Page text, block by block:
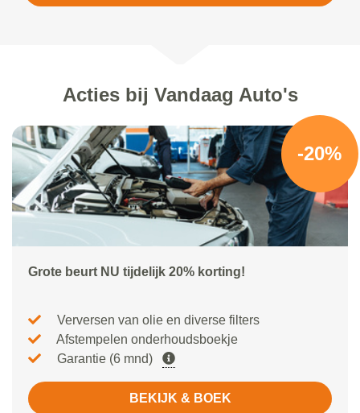
Acties bij Vandaag Auto's
-20%
Grote beurt NU tijdelijk 20% korting!
Verversen van olie en diverse filters
Afstempelen onderhoudsboekje
Garantie (6 mnd)
BEKIJK & BOEK